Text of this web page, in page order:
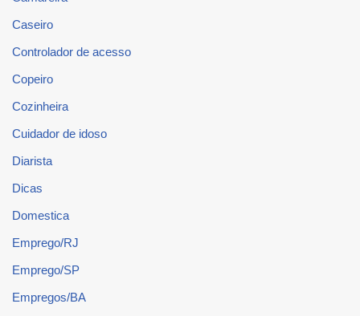
Caseiro
Controlador de acesso
Copeiro
Cozinheira
Cuidador de idoso
Diarista
Dicas
Domestica
Emprego/RJ
Emprego/SP
Empregos/BA